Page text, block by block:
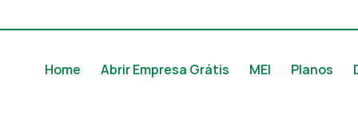
Home Abrir Empresa Grátis MEI Planos